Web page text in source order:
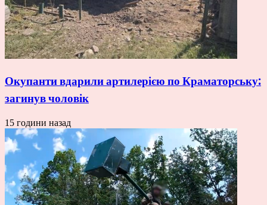
Окупанти вдарили артилерією по Краматорську:
загинув чоловік
15 години назад